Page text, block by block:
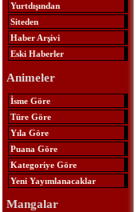
Yurtdışından
Siteden
Haber Arşivi
Eski Haberler
Animeler
İsme Göre
Türe Göre
Yıla Göre
Puana Göre
Kategoriye Göre
Yeni Yayımlanacaklar
Mangalar